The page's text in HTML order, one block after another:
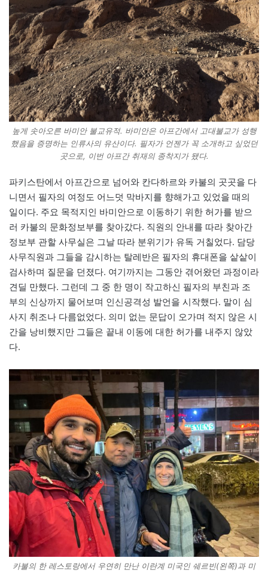
높게 솟아오른 바미안 불교유적. 바미안은 아프간에서 고대불교가 성행
했음을 증명하는 인류사의 유산이다. 필자가 언젠가 꼭 소개하고 싶었던
곳으로, 이번 아프간 취재의 종착지가 됐다.
파키스탄에서 아프간으로 넘어와 칸다하르와 카불의 곳곳을 다
니면서 필자의 여정도 어느덧 막바지를 향해가고 있었을 때의
일이다. 주요 목적지인 바미안으로 이동하기 위한 허가를 받으
러 카불의 문화정보부를 찾아갔다. 직원의 안내를 따라 찾아간
정보부 관할 사무실은 그날 따라 분위기가 유독 거칠었다. 담당
사무직원과 그들을 감시하는 탈레반은 필자의 휴대폰을 샅샅이
검사하며 질문을 던졌다. 여기까지는 그동안 겪어왔던 과정이라
견딜 만했다. 그런데 그 중 한 명이 작고하신 필자의 부친과 조
부의 신상까지 물어보며 인신공격성 발언을 시작했다. 말이 심
사지 취조나 다름없었다. 의미 없는 문답이 오가며 적지 않은 시
간을 낭비했지만 그들은 끝내 이동에 대한 허가를 내주지 않았
다.
카불의 한 레스토랑에서 우연히 만난 이란계 미국인 쉐르빈(왼쪽)과 미